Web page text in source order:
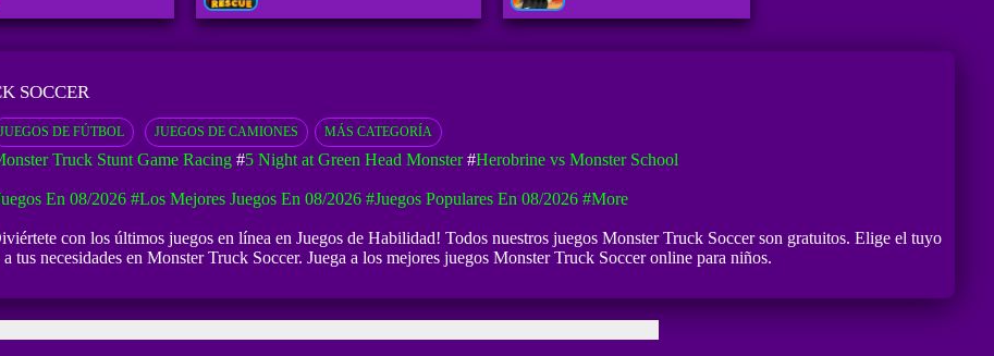
SOCCER
JUEGOS DE FÚTBOL JUEGOS DE CAMIONES MÁS CATEGORÍA
Truck Stunt Game Racing#5 Night at Green Head Monster#Herobrine vs Monster School
En 08/2026 #Los Mejores Juegos En 08/2026 #Juegos Populares En 08/2026 #more
con los últimos juegos en línea en Juegos de Habilidad! Todos nuestros juegos Monster Truck Soccer son gratuitos. Elige el tuyo
tus necesidades en Monster Truck Soccer. Juega a los mejores juegos Monster Truck Soccer online para niños.